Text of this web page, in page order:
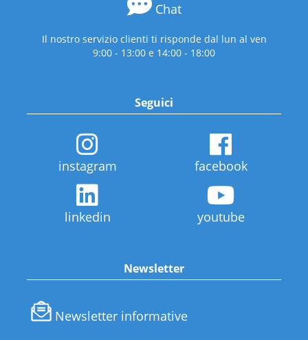
Chat
Il nostro servizio clienti ti risponde dal lun al ven
9:00 - 13:00 e 14:00 - 18:00
Seguici
instagram facebook
linkedin youtube
Newsletter
Newsletter informative